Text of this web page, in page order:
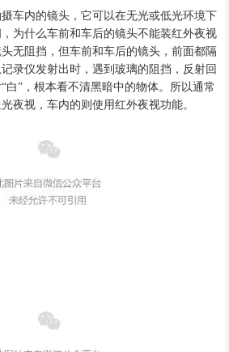
车内的镜头，它可以在无光或低光环境下
为什么车前和车后的镜头不能装红外夜视
无阻挡，但车前和车后的镜头，前面都隔
录仪发射出时，遇到玻璃的阻挡， 反射回
“白” ，根本看不清黑暗中的物体。 所以通常
夜视，车内的则使用红外夜视功能。